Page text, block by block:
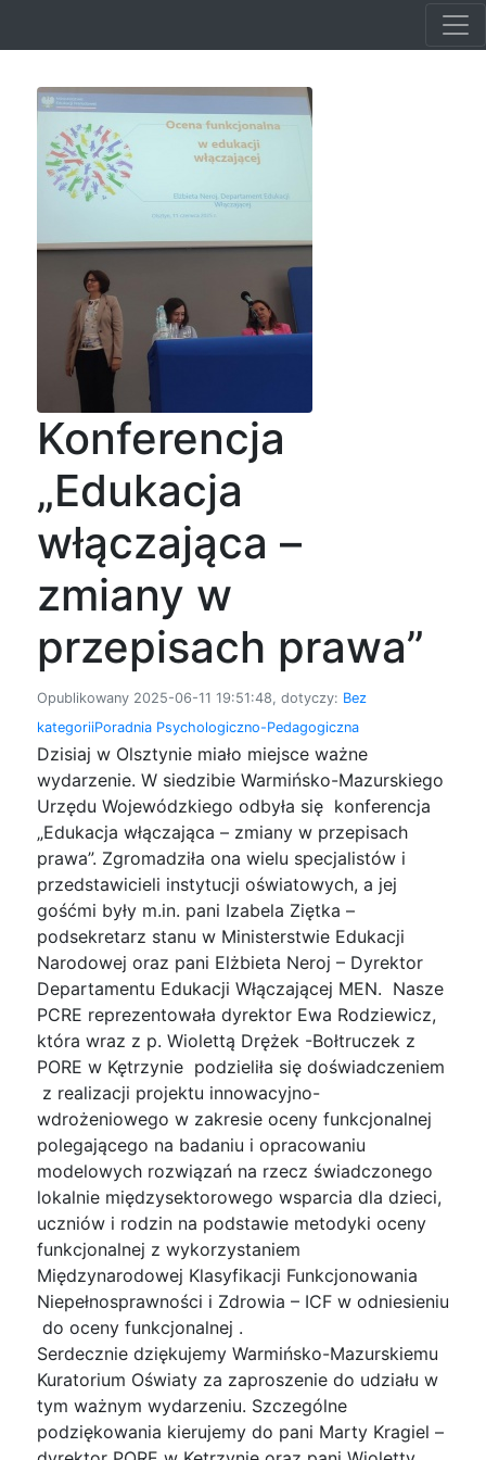
Konferencja
„Edukacja
włączająca –
zmiany w
przepisach prawa”
Opublikowany 2025-06-11 19:51:48, dotyczy: Bez
kategoriiPoradnia Psychologiczno-Pedagogiczna
Dzisiaj w Olsztynie miało miejsce ważne
wydarzenie. W siedzibie Warmińsko-Mazurskiego
Urzędu Wojewódzkiego odbyła się konferencja
„Edukacja włączająca – zmiany w przepisach
prawa”. Zgromadziła ona wielu specjalistów i
przedstawicieli instytucji oświatowych, a jej
gośćmi były m.in. pani Izabela Ziętka –
podsekretarz stanu w Ministerstwie Edukacji
Narodowej oraz pani Elżbieta Neroj – Dyrektor
Departamentu Edukacji Włączającej MEN. Nasze
PCRE reprezentowała dyrektor Ewa Rodziewicz,
która wraz z p. Wiolettą Drężek -Bołtruczek z
PORE w Kętrzynie podzieliła się doświadczeniem
z realizacji projektu innowacyjno-
wdrożeniowego w zakresie oceny funkcjonalnej
polegającego na badaniu i opracowaniu
modelowych rozwiązań na rzecz świadczonego
lokalnie międzysektorowego wsparcia dla dzieci,
uczniów i rodzin na podstawie metodyki oceny
funkcjonalnej z wykorzystaniem
Międzynarodowej Klasyfikacji Funkcjonowania
Niepełnosprawności i Zdrowia – ICF w odniesieniu
do oceny funkcjonalnej .
Serdecznie dziękujemy Warmińsko-Mazurskiemu
Kuratorium Oświaty za zaproszenie do udziału w
tym ważnym wydarzeniu. Szczególne
podziękowania kierujemy do pani Marty Kragiel –